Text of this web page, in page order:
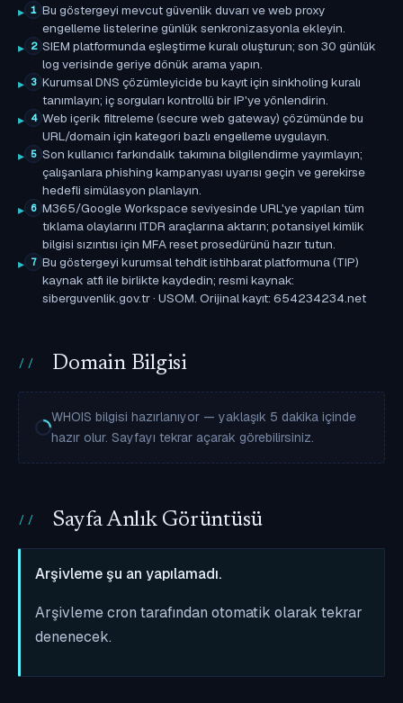
1 Bu göstergeyi mevcut güvenlik duvarı ve web proxy
engelleme listelerine günlük senkronizasyonla ekleyin.
2 SIEM platformunda eşleştirme kuralı oluşturun; son 30 günlük
log verisinde geriye dönük arama yapın.
3 Kurumsal DNS çözümleyicide bu kayıt için sinkholing kuralı
tanımlayın; iç sorguları kontrollü bir IP'ye yönlendirin.
4 Web içerik filtreleme (secure web gateway) çözümünde bu
URL/domain için kategori bazlı engelleme uygulayın.
5 Son kullanıcı farkındalık takımına bilgilendirme yayımlayın;
çalışanlara phishing kampanyası uyarısı geçin ve gerekirse
hedefli simülasyon planlayın.
6 M365/Google Workspace seviyesinde URL'ye yapılan tüm
tıklama olaylarını ITDR araçlarına aktarın; potansiyel kimlik
bilgisi sızıntısı için MFA reset prosedürünü hazır tutun.
7 Bu göstergeyi kurumsal tehdit istihbarat platformuna (TIP)
kaynak atfı ile birlikte kaydedin; resmi kaynak:
siberguvenlik.gov.tr · USOM. Orijinal kayıt: 654234234.net
Domain Bilgisi
WHOIS bilgisi hazırlanıyor — yaklaşık 5 dakika içinde
hazır olur. Sayfayı tekrar açarak görebilirsiniz.
Sayfa Anlık Görüntüsü
Arşivleme şu an yapılamadı.
Arşivleme cron tarafından otomatik olarak tekrar
denenecek.